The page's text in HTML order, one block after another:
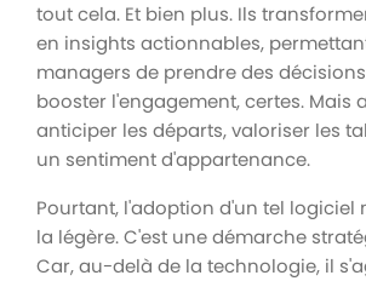
tout cela. Et bien plus. Ils
en insights actionnables,
managers de prendre des
booster l'engagement, certes. Mais
anticiper les départs, valoriser les
un sentiment d'appartenance.
Pourtant, l'adoption d'un tel logiciel
la légère. C'est une démarche
Car, au-delà de la technologie, il